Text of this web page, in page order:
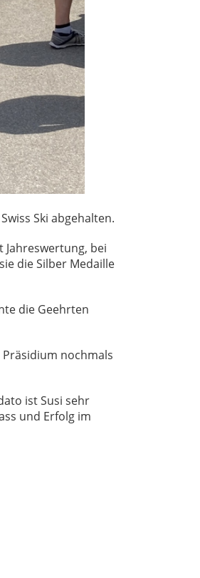
Ski abgehalten.
Jahreswertung, bei
die Silber Medaille
die Geehrten
Präsidium nochmals
ist Susi sehr
und Erfolg im